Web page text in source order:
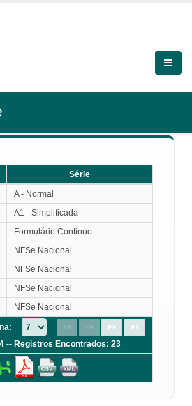
Série
A - Normal
A1 - Simplificada
Formulário Continuo
NFSe Nacional
NFSe Nacional
NFSe Nacional
NFSe Nacional
-- Registros Encontrados: 23